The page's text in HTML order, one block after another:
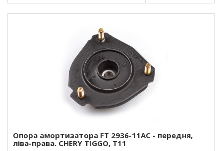
Опора амортизатора FT 2936-11AC - передня,
ліва-права. CHERY TIGGO, T11